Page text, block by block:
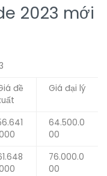
2023 mới
đề
Giá đại lý
64.500.0
00
76.000.0
00